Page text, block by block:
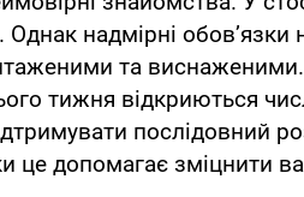
надмірні обов’язки
та
тижня відкриються
послідовний
це допомагає зміцнити